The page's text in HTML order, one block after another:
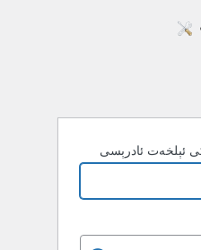
ئېلخەت ئادرېسى